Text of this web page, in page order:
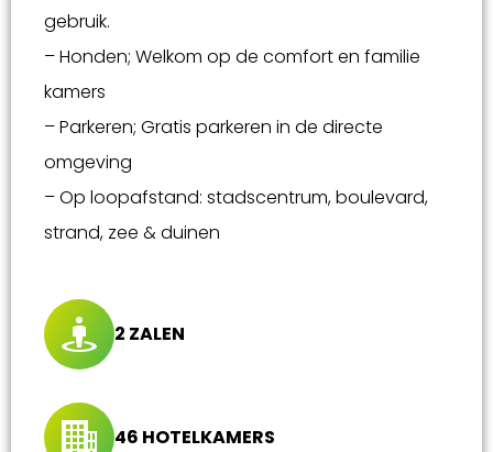
gebruik.
– Honden; Welkom op de comfort en familie
kamers
– Parkeren; Gratis parkeren in de directe
omgeving
– Op loopafstand: stadscentrum, boulevard,
strand, zee & duinen
2 ZALEN
46 HOTELKAMERS